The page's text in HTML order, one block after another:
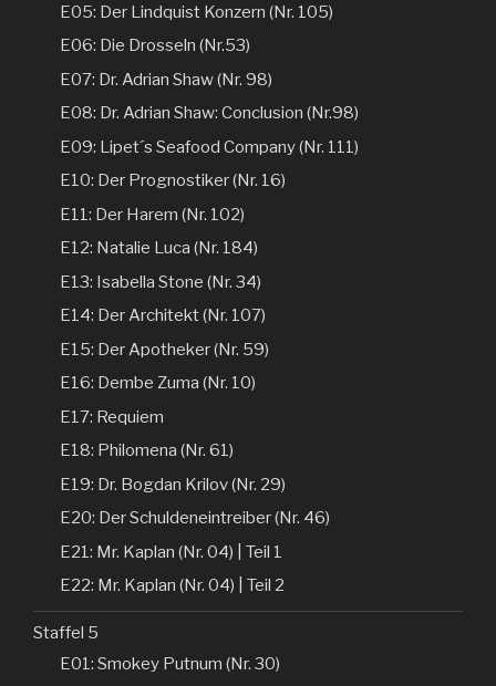
E05: Der Lindquist Konzern (Nr. 105)
E06: Die Drosseln (Nr.53)
E07: Dr. Adrian Shaw (Nr. 98)
E08: Dr. Adrian Shaw: Conclusion (Nr.98)
E09: Lipet´s Seafood Company (Nr. 111)
E10: Der Prognostiker (Nr. 16)
E11: Der Harem (Nr. 102)
E12: Natalie Luca (Nr. 184)
E13: Isabella Stone (Nr. 34)
E14: Der Architekt (Nr. 107)
E15: Der Apotheker (Nr. 59)
E16: Dembe Zuma (Nr. 10)
E17: Requiem
E18: Philomena (Nr. 61)
E19: Dr. Bogdan Krilov (Nr. 29)
E20: Der Schuldeneintreiber (Nr. 46)
E21: Mr. Kaplan (Nr. 04) | Teil 1
E22: Mr. Kaplan (Nr. 04) | Teil 2
Staffel 5
E01: Smokey Putnum (Nr. 30)